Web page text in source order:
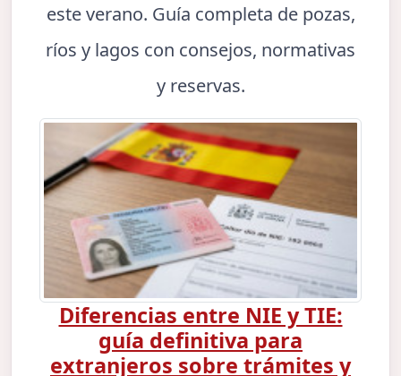
este verano. Guía completa de pozas,
ríos y lagos con consejos, normativas
y reservas.
Diferencias entre NIE y TIE:
guía definitiva para
extranjeros sobre trámites y